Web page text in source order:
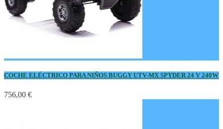
COCHE ELÉCTRICO PARA NIÑOS BUGGY UTV-MX SPYDER 24 V 240W
756,00 €